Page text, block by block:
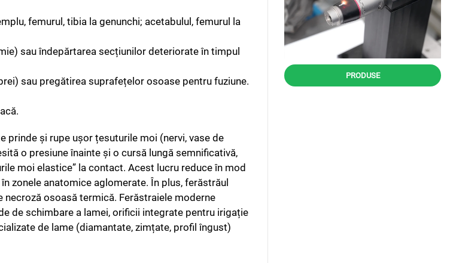
femurul, tibia la genunchi; acetabulul, femurul la
sau îndepărtarea secțiunilor deteriorate în timpul
sau pregătirea suprafețelor osoase pentru fuziune.
prinde și rupe ușor țesuturile moi (nervi, vase de
o presiune înainte și o cursă lungă semnificativă,
moi elastice” la contact. Acest lucru reduce în mod
zonele anatomice aglomerate. În plus, ferăstrăul
necroză osoasă termică. Ferăstraiele moderne
de schimbare a lamei, orificii integrate pentru irigație
de lame (diamantate, zimțate, profil îngust)
PRODUSE